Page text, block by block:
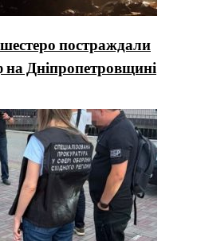
постраждали
на Дніпропетровщині